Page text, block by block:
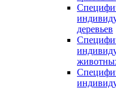
деревьев